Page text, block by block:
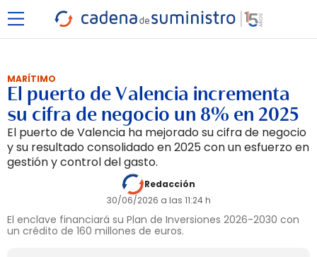
MARÍTIMO
El puerto de Valencia incrementa
su cifra de negocio un 8% en 2025
El puerto de Valencia ha mejorado su cifra de negocio
y su resultado consolidado en 2025 con un esfuerzo en
gestión y control del gasto.
Redacción
30/06/2026 a las 11:24 h
El enclave financiará su Plan de Inversiones 2026-2030 con
un crédito de 160 millones de euros.